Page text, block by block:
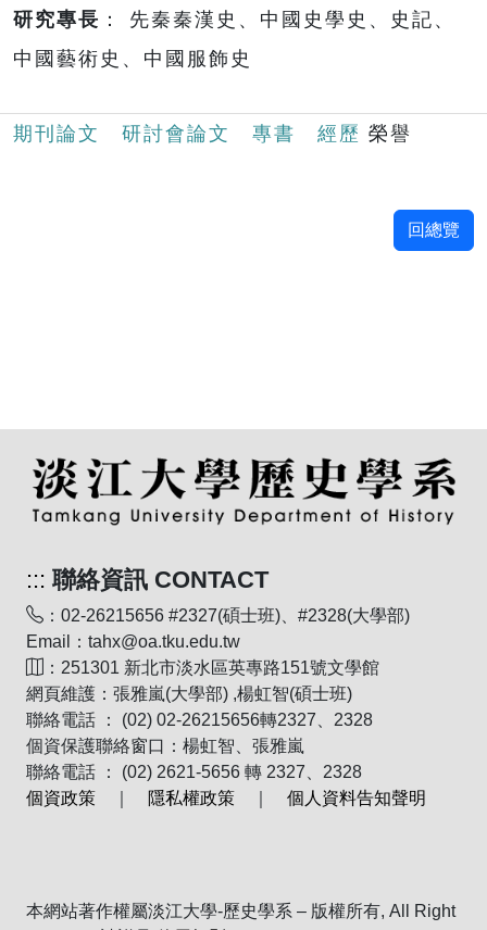
研究專長 ： 先秦秦漢史、中國史學史、史記、
中國藝術史、中國服飾史
期刊論文 研討會論文 專書 經歷 榮譽
回總覽
::: 聯絡資訊 CONTACT
：02-26215656 #2327(碩士班)、#2328(大學部)
Email：tahx@oa.tku.edu.tw
：251301 新北市淡水區英專路151號文學館
網頁維護：張雅嵐(大學部) ,楊虹智(碩士班)
聯絡電話 ： (02) 02-26215656轉2327、2328
個資保護聯絡窗口：楊虹智、張雅嵐
聯絡電話 ： (02) 2621-5656 轉 2327、2328
個資政策
隱私權政策 個人資料告知聲明
本網站著作權屬淡江大學-歷史學系 – 版權所有, All Right